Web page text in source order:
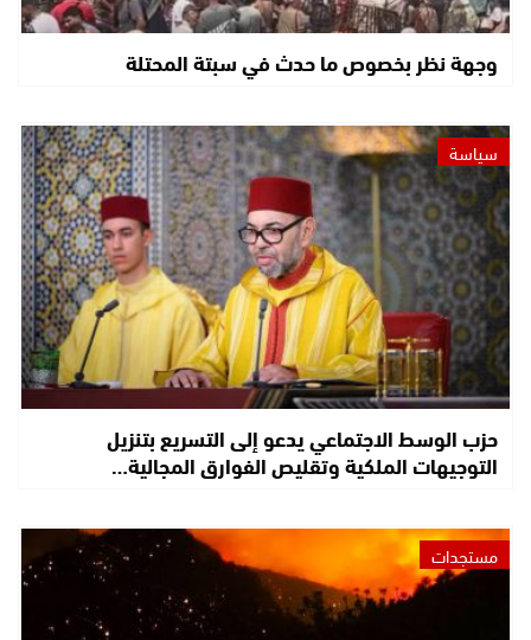
وجهة نظر بخصوص ما حدث في سبتة المحتلة
سياسة
حزب الوسط الاجتماعي يدعو إلى التسريع بتنزيل
التوجيهات الملكية وتقليص الفوارق المجالية…
مستجدات